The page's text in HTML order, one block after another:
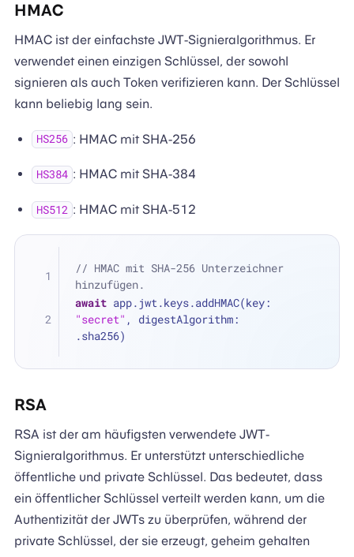
HMAC
HMAC ist der einfachste JWT-Signieralgorithmus. Er
verwendet einen einzigen Schlüssel, der sowohl
signieren als auch Token verifizieren kann. Der Schlüssel
kann beliebig lang sein.
HS256 : HMAC mit SHA-256
HS384 : HMAC mit SHA-384
HS512 : HMAC mit SHA-512
// HMAC mit SHA-256 Unterzeichner
hinzufügen.
await
"secret" , digestAlgorithm:
.sha256)
RSA
RSA ist der am häufigsten verwendete JWT-
Signieralgorithmus. Er unterstützt unterschiedliche
öffentliche und private Schlüssel. Das bedeutet, dass
ein öffentlicher Schlüssel verteilt werden kann, um die
Authentizität der JWTs zu überprüfen, während der
private Schlüssel, der sie erzeugt, geheim gehalten